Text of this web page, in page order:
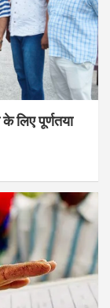
लिए पूर्णतया